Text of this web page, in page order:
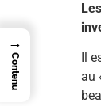
Il
au
→
Contenu